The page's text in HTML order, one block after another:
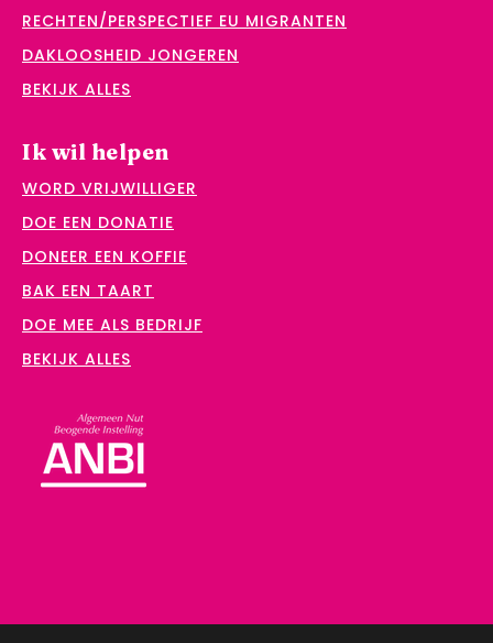
RECHTEN/PERSPECTIEF EU MIGRANTEN
DAKLOOSHEID JONGEREN
BEKIJK ALLES
Ik wil helpen
WORD VRIJWILLIGER
DOE EEN DONATIE
DONEER EEN KOFFIE
BAK EEN TAART
DOE MEE ALS BEDRIJF
BEKIJK ALLES